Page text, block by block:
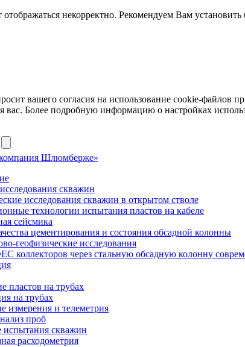
некорректно. Рекомендуем Вам
вашего согласия на использование cookie-файлов
Более подробную информацию о настройках
скважин
исследования скважин в открытом стволе
технологии испытания пластов на кабеле
сейсмика
цементирования и состояния обсадной колонны
геофизические исследования
коллекторов через стальную обсадную колонну
пластов на трубах
на трубах
измерения и телеметрия
проб
испытания скважин
расходометрия